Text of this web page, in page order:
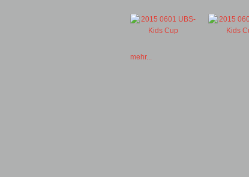
mehr...